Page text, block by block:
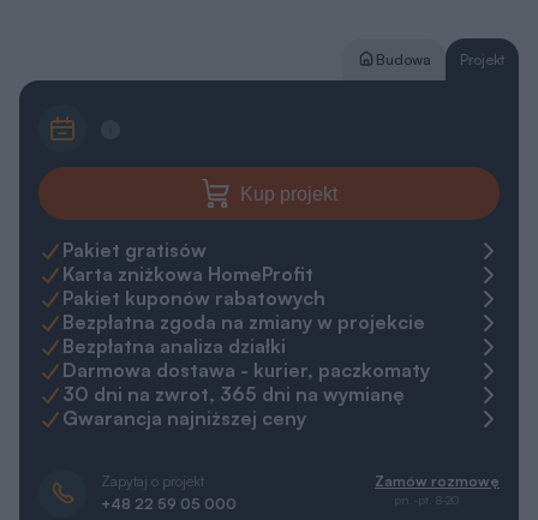
Budowa Projekt
Kup projekt
Pakiet gratisów
Karta zniżkowa HomeProfit
Pakiet kuponów rabatowych
Bezpłatna zgoda na zmiany w projekcie
Bezpłatna analiza działki
Darmowa dostawa - kurier, paczkomaty
30 dni na zwrot, 365 dni na wymianę
Gwarancja najniższej ceny
Zapytaj o projekt
+48 22 59 05 000
Zamów rozmowę
pn.-pt. 8-20